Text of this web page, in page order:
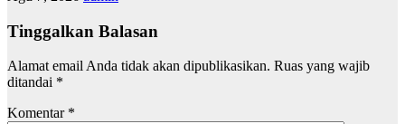
Tinggalkan Balasan
Alamat email Anda tidak akan dipublikasikan. Ruas yang wajib
ditandai *
Komentar *